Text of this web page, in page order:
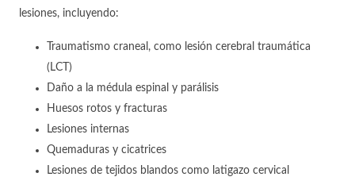
lesiones, incluyendo:
Traumatismo craneal, como lesión cerebral traumática
(LCT)
Daño a la médula espinal y parálisis
Huesos rotos y fracturas
Lesiones internas
Quemaduras y cicatrices
Lesiones de tejidos blandos como latigazo cervical